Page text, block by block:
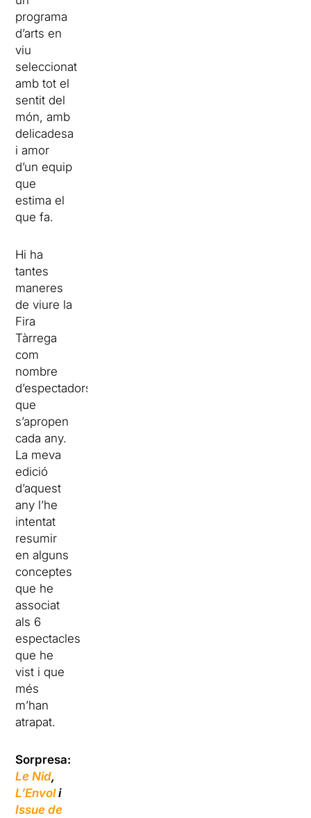
programa
d’arts en
viu
seleccionat
amb tot el
sentit del
món, amb
delicadesa
i amor
d’un equip
que
estima el
que fa.
Hi ha
tantes
maneres
de viure la
Fira
Tàrrega
com
nombre
d’espectadors
que
s’apropen
cada any.
La meva
edició
d’aquest
any l’he
intentat
resumir
en alguns
conceptes
que he
associat
als 6
espectacles
que he
vist i que
més
m’han
atrapat.
Sorpresa:
Le Nid,
L’Envoli
Issue de